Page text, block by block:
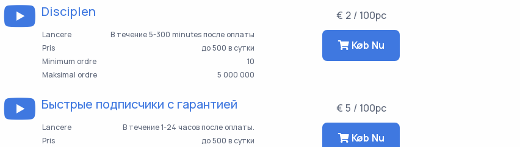
Disciplen
Lancere
В течение 5-300 minutes после оплаты
Pris
до 500 в сутки
Minimum ordre
10
Maksimal ordre
5 000 000
€ 2 / 100pc
Køb Nu
Быстрые подписчики с гарантией
Lancere
В течение 1-24 часов после оплаты.
Pris
до 500 в сутки
€ 5 / 100pc
Køb Nu